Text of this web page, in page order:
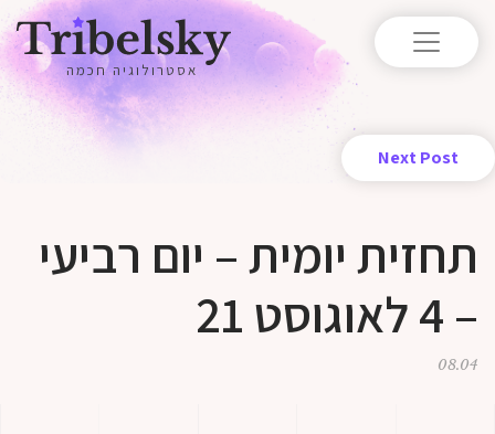
אסטרולוגיה חכמה
Next Post
תחזית יומית – יום רביעי
– 4 לאוגוסט 21
08.04